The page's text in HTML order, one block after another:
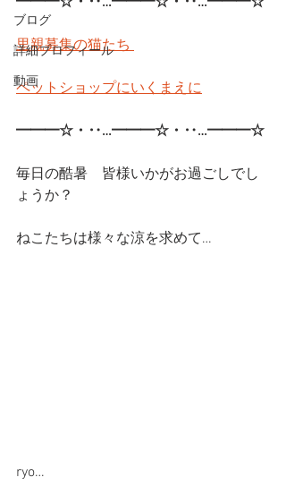
ブログ
詳細プロフィール
動画
里親募集の猫たち
ペットショップにいくまえに
━━━☆・‥…━━━☆・‥…━━━☆
毎日の酷暑　皆様いかがお過ごしでし
ょうか？
ねこたちは様々な涼を求めて…
ryo…